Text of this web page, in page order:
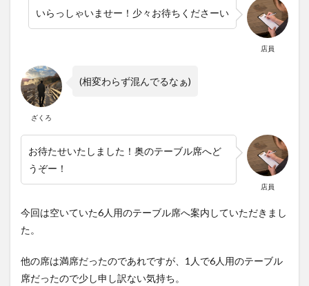
店員
いらっしゃいませー！少々お待ちくださーい
ざくろ
(相変わらず混んでるなぁ)
店員
お待たせいたしました！奥のテーブル席へど
うぞー！
今回は空いていた6人用のテーブル席へ案内していただきまし
た。
他の席は満席だったのであれですが、1人で6人用のテーブル
席だったので少し申し訳ない気持ち。